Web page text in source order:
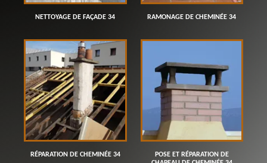
NETTOYAGE DE FAÇADE 34 RAMONAGE DE CHEMINÉE 34
RÉPARATION DE CHEMINÉE 34
POSE ET RÉPARATION DE